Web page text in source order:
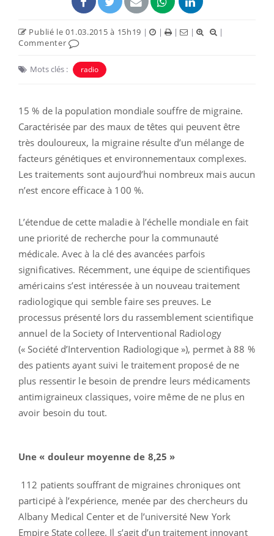
Publié le 01.03.2015 à 15h19 | | | |
|
Commenter
Mots clés : radio
15 % de la population mondiale souffre de migraine.
Caractérisée par des maux de têtes qui peuvent être
très douloureux, la migraine résulte d’un mélange de
facteurs génétiques et environnementaux complexes.
Les traitements sont aujourd’hui nombreux mais aucun
n’est encore efficace à 100 %.
L’étendue de cette maladie à l’échelle mondiale en fait
une priorité de recherche pour la communauté
médicale. Avec à la clé des avancées parfois
significatives. Récemment, une équipe de scientifiques
américains s’est intéressée à un nouveau traitement
radiologique qui semble faire ses preuves. Le
processus présenté lors du rassemblement scientifique
annuel de la Society of Interventional Radiology
(« Société d’Intervention Radiologique »), permet à 88 %
des patients ayant suivi le traitement proposé de ne
plus ressentir le besoin de prendre leurs médicaments
antimigraineux classiques, voire même de ne plus en
avoir besoin du tout.
Une « douleur moyenne de 8,25 »
112 patients souffrant de migraines chroniques ont
participé à l’expérience, menée par des chercheurs du
Albany Medical Center et de l’université New York
Empire State college. Il s’agit d’un traitement innovant